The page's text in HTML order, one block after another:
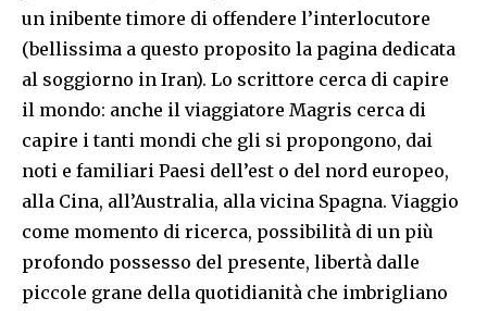
un inibente timore di offendere l’interlocutore
(bellissima a questo proposito la pagina dedicata
al soggiorno in Iran). Lo scrittore cerca di capire
il mondo: anche il viaggiatore Magris cerca di
capire i tanti mondi che gli si propongono, dai
noti e familiari Paesi dell’est o del nord europeo,
alla Cina, all’Australia, alla vicina Spagna. Viaggio
come momento di ricerca, possibilità di un più
profondo possesso del presente, libertà dalle
piccole grane della quotidianità che imbrigliano